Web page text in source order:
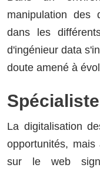
manipulation des
dans les
d'ingénieur data
doute amené à
La digitalisation
opportunités,
sur le web